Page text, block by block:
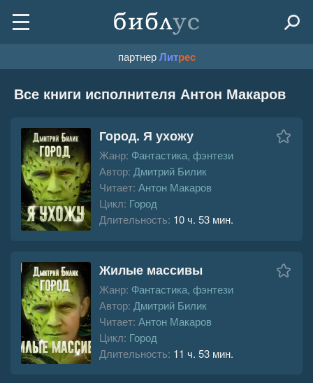
партнерЛитрес
Все книги исполнителя Антон Макаров
Город. Я ухожу
Жанр: Фантастика, фэнтези
Автор: Дмитрий Билик
Читает: Антон Макаров
Цикл: Город
Длительность: 10 ч. 53 мин.
Жилые массивы
Жанр: Фантастика, фэнтези
Автор: Дмитрий Билик
Читает: Антон Макаров
Цикл: Город
Длительность: 11 ч. 53 мин.